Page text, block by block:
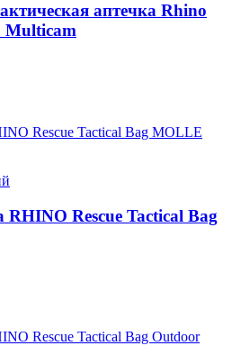
аптечка Rhino
Multicam
RHINO Rescue Tactical Bag